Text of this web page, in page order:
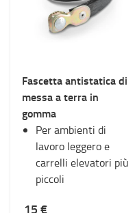
Fascetta antistatica di
messa a terra in
gomma
Per ambienti di
lavoro leggero e
carrelli elevatori più
piccoli
15 €